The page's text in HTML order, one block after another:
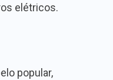
elétricos.
popular,